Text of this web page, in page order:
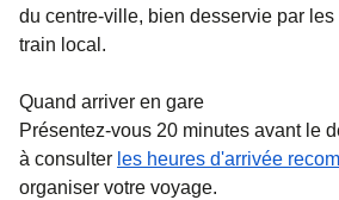
du centre-ville, bien desservie par
train local.
Quand arriver en gare
Présentez-vous 20 minutes avant le
à consulter les heures d'arrivée
organiser votre voyage.